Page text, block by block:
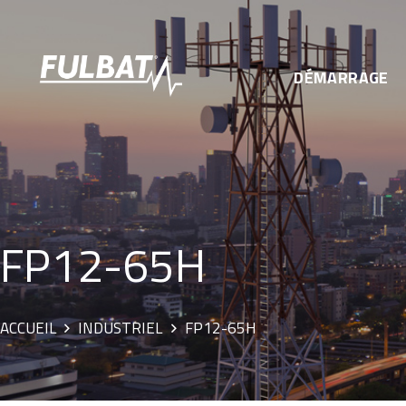
DÉMARRAGE
FP12-65H
ACCUEIL INDUSTRIEL FP12-65H